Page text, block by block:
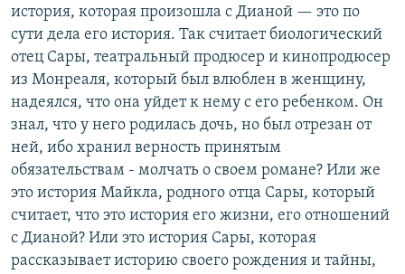
история, которая произошла с Дианой — это по
сути дела его история. Так считает биологический
отец Сары, театральный продюсер и кинопродюсер
из Монреаля, который был влюблен в женщину,
надеялся, что она уйдет к нему с его ребенком. Он
знал, что у него родилась дочь, но был отрезан от
ней, ибо хранил верность принятым
обязательствам - молчать о своем романе? Или же
это история Майкла, родного отца Сары, который
считает, что это история его жизни, его отношений
с Дианой? Или это история Сары, которая
рассказывает историю своего рождения и тайны,